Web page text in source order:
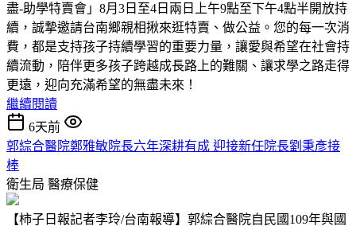
盡-助學特賣會」8月3日至4日兩日上午9點至下午4點半開放持
續，誠摯邀請台南鄉親相揪來逛特賣、做公益。您的每一次消
費，都是支持孩子持續學習的重要力量，讓愛與希望在社會持
續流動，陪伴更多孩子跨越成長路上的難關、讓求學之路走得
更遠，迎向充滿希望的無盡未來！
繼續閱讀
6天前
郭綜合醫院鄭雅敏院長六年深耕有成 迎接新任院長劉秉彥接
棒
衛生局 醫療保健
【柿子日報記者李玲/台南報導】郭綜合醫院自民國109年與國